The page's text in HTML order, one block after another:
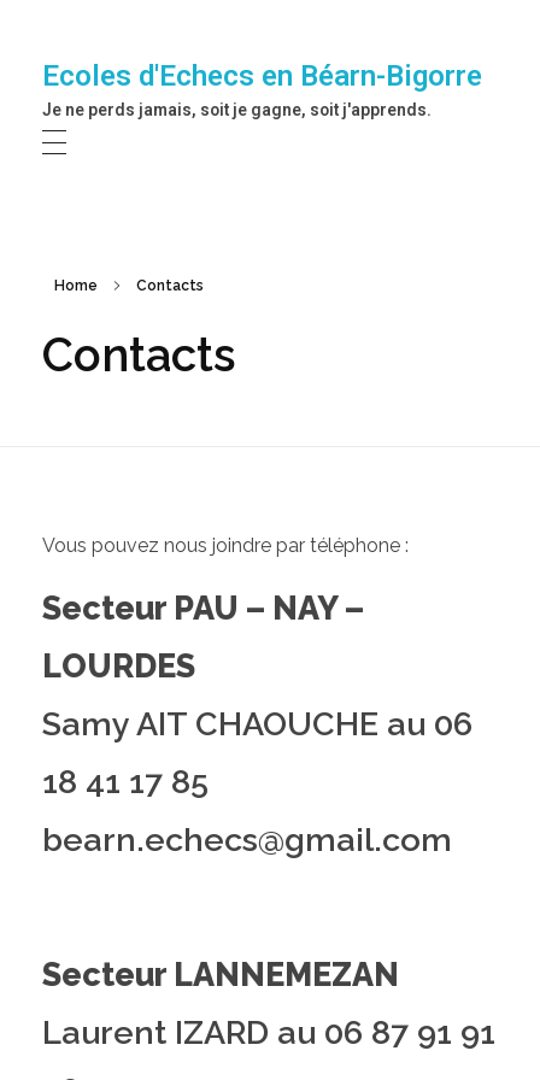
Ecoles d'Echecs en Béarn-Bigorre
Je ne perds jamais, soit je gagne, soit j'apprends.
Home Contacts
Contacts
Vous pouvez nous joindre par téléphone :
Secteur PAU – NAY –
LOURDES
Samy AIT CHAOUCHE au 06
18 41 17 85
bearn.echecs@gmail.com
Secteur LANNEMEZAN
Laurent IZARD au 06 87 91 91